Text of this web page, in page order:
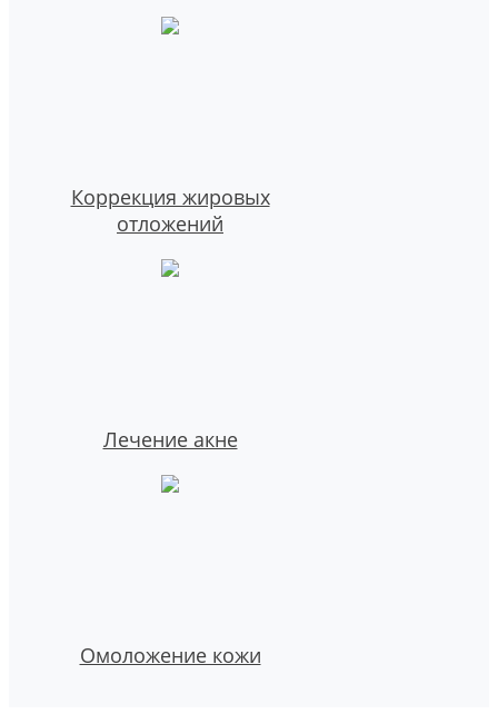
Коррекция жировых
отложений
Лечение акне
Омоложение кожи